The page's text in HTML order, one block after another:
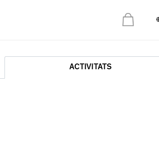
La teva cistella està buida
ACTIVITATS